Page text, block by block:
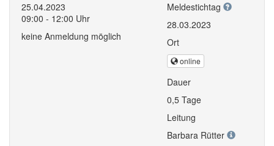
25.04.2023
09:00 - 12:00 Uhr
keine Anmeldung möglich
Meldestichtag
28.03.2023
Ort
online
Dauer
0,5 Tage
Leitung
Barbara Rütter